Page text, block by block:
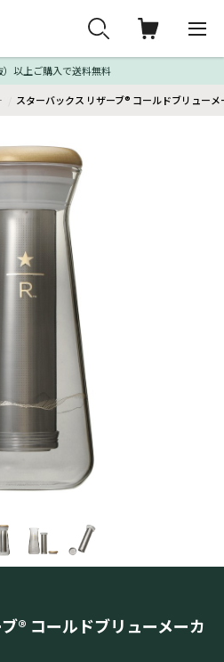
）以上ご購入で送料無料
スターバックス リザーブ® コールドブリューメ
® コールドブリューメーカ